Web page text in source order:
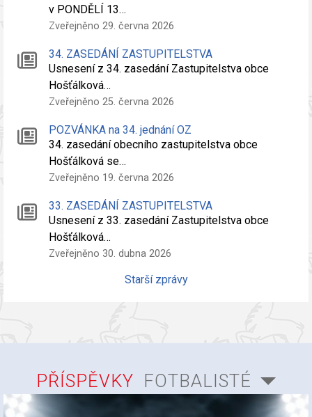
v PONDĚLÍ 13…
Zveřejněno 29. června 2026
34. ZASEDÁNÍ ZASTUPITELSTVA
Usnesení z 34. zasedání Zastupitelstva obce
Hošťálková…
Zveřejněno 25. června 2026
POZVÁNKA na 34. jednání OZ
34. zasedání obecního zastupitelstva obce
Hošťálková se…
Zveřejněno 19. června 2026
33. ZASEDÁNÍ ZASTUPITELSTVA
Usnesení z 33. zasedání Zastupitelstva obce
Hošťálková…
Zveřejněno 30. dubna 2026
Starší zprávy
PŘÍSPĚVKY FOTBALISTÉ